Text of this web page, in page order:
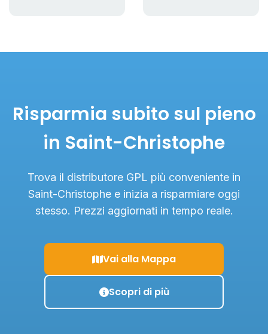
Risparmia subito sul pieno
in Saint-Christophe
Trova il distributore GPL più conveniente in
Saint-Christophe e inizia a risparmiare oggi
stesso. Prezzi aggiornati in tempo reale.
Vai alla Mappa
Scopri di più